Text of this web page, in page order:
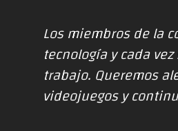
Los miembros de la
tecnología y cada
trabajo. Queremos
videojuegos y